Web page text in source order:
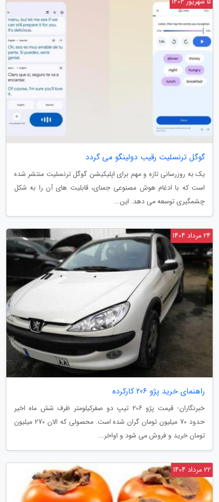
گوگل ترنسلیت رقیب دولینگو می گردد
یک به روزرسانی تازه و مهم برای اپلیکیشن گوگل ترنسلیت منتشر شده
است که با ادغام هوش مصنوعی جمنای، قابلیت های آن را به شکل
چشمگیری توسعه می دهد. این...
راهنمای خرید پژو 206 کارکرده
خبرنگاران- قیمت پژو 206 تیپ دو صفرکیلومتر ظرف شش ماه اخیر
حدود 70 میلیون تومان گران شده است. محصولی که الان 270 میلیون
تومان خرید و فروش می شود و اواخر...
24 مرداد 1404
22 مرداد 1404